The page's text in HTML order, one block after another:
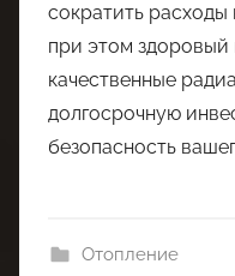
сократить
при этом здоровый
качественные
долгосрочную
безопасность
Отопление